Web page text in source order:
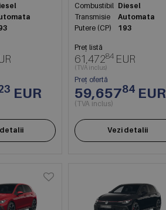
EUR
Combustibil Diesel
Transmisie
Automata
Putere (CP)
193
Preț listă
61,47284 EUR
(TVA inclus)
Preț ofertă
59,65784 EUR
(TVA inclus)
Vezi detalii